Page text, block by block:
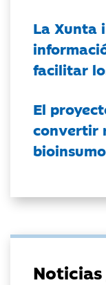
La Xunta
facilitar
El
convertir